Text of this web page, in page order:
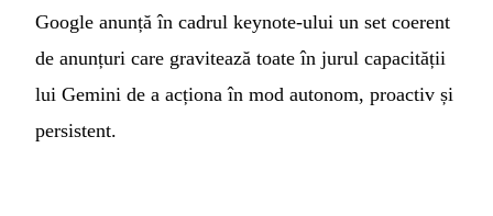
Google anunță în cadrul keynote-ului un set coerent
de anunțuri care gravitează toate în jurul capacității
lui Gemini de a acționa în mod autonom, proactiv și
persistent.